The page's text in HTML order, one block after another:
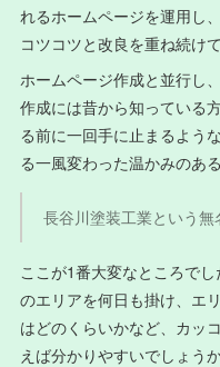
れるホームページを運用し
コツコツと改良を重ね続けて
ホームページ作成と並行し
作成には昔から知っている
る前に一回手に止まるよう
る一風変わった温かみのあ
長谷川塗装工業という
ここが1番大変なところで
のエリアを何日も掛け、エ
はどのくらいかなど、カッ
えば分かりやすいでしょうか